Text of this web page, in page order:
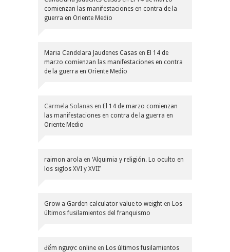
comienzan las manifestaciones en contra de la
guerra en Oriente Medio
Maria Candelara Jaudenes Casas en El 14 de
marzo comienzan las manifestaciones en contra
de la guerra en Oriente Medio
Carmela Solanas en El 14 de marzo comienzan
las manifestaciones en contra de la guerra en
Oriente Medio
raimon arola en ‘Alquimia y religión. Lo oculto en
los siglos XVI y XVII’
Grow a Garden calculator value to weight en Los
últimos fusilamientos del franquismo
đếm ngược online en Los últimos fusilamientos